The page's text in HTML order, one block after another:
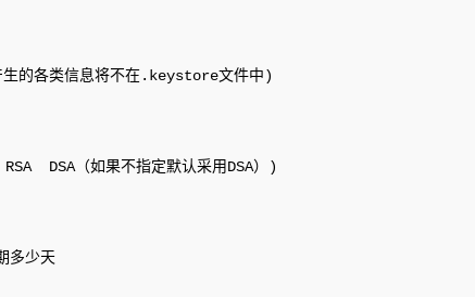
的各类信息将不在.keystore文件中)
DSA（如果不指定默认采用DSA）)
少天